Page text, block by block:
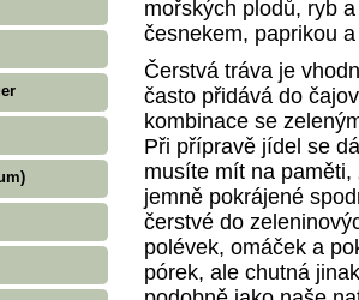
mořských plodů, ryb
česnekem, paprikou
Čerstvá tráva je
často přidává do
kombinace se
Při přípravě jídel se
musíte mít na
jemně pokrájené
čerstvé do
polévek, omáček a
pórek, ale chutná